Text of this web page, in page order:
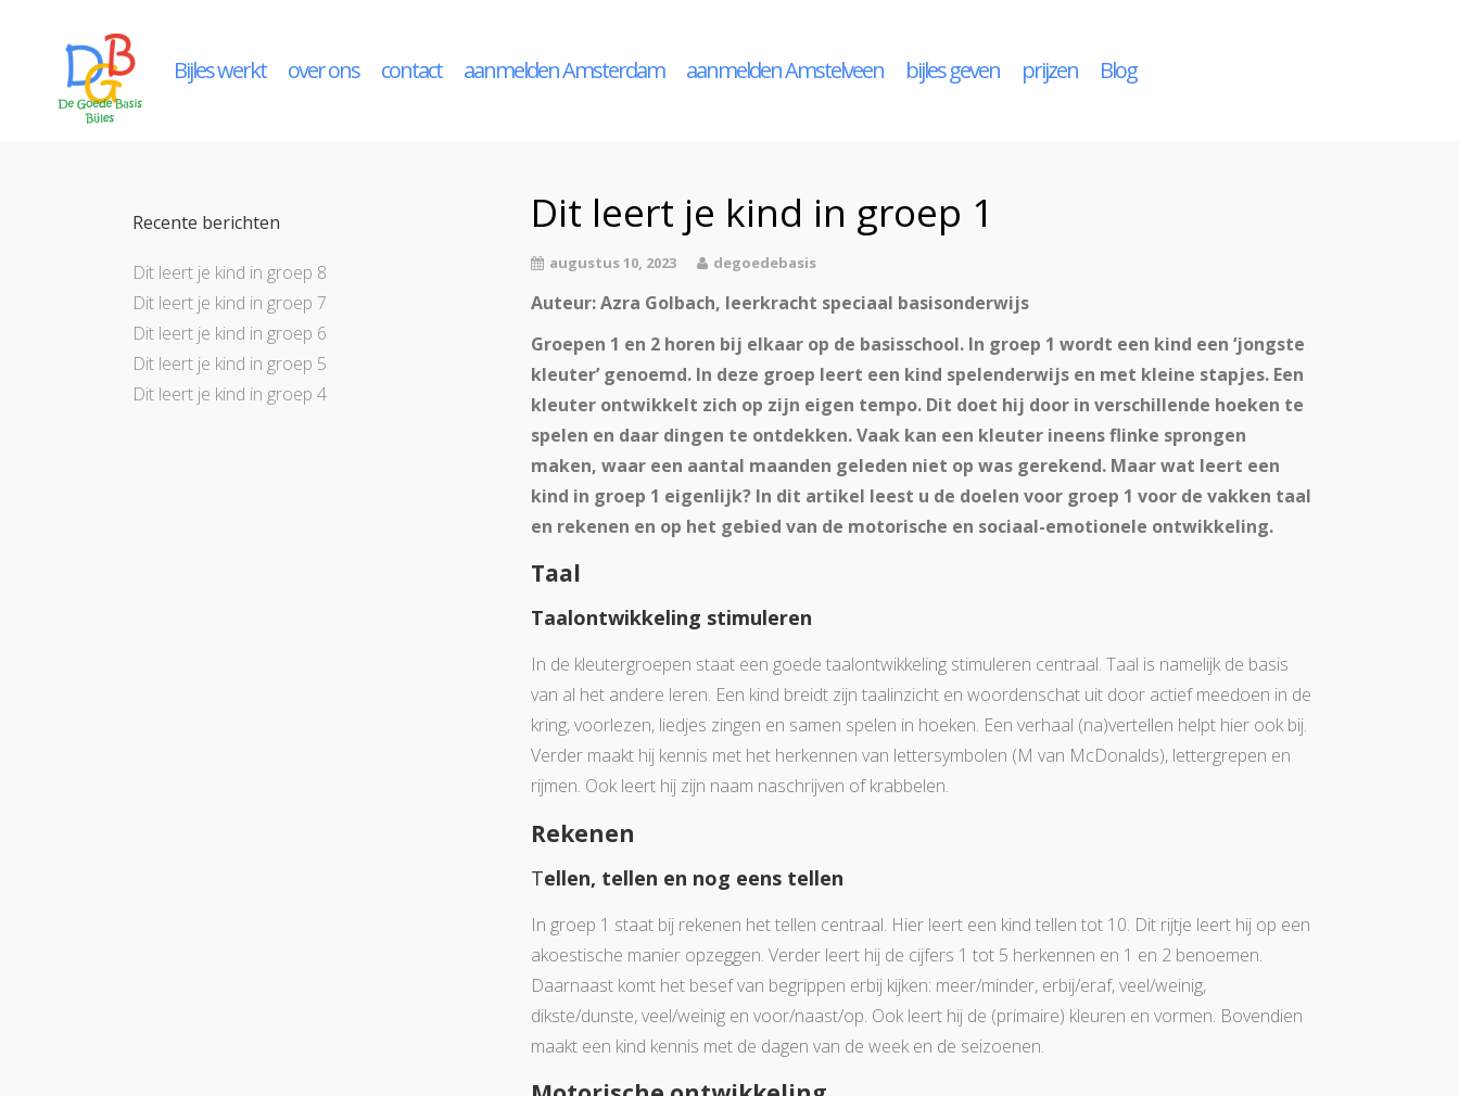
Bijles werkt over ons contact aanmelden Amsterdam aanmelden Amstelveen bijles geven prijzen Blog
Dit leert je kind in groep 1
augustus 10, 2023 degoedebasis
Auteur: Azra Golbach, leerkracht speciaal basisonderwijs
Groepen 1 en 2 horen bij elkaar op de basisschool. In groep 1 wordt een kind een ‘jongste
kleuter’ genoemd. In deze groep leert een kind spelenderwijs en met kleine stapjes. Een
kleuter ontwikkelt zich op zijn eigen tempo. Dit doet hij door in verschillende hoeken te
spelen en daar dingen te ontdekken. Vaak kan een kleuter ineens flinke sprongen
maken, waar een aantal maanden geleden niet op was gerekend. Maar wat leert een
kind in groep 1 eigenlijk? In dit artikel leest u de doelen voor groep 1 voor de vakken taal
en rekenen en op het gebied van de motorische en sociaal-emotionele ontwikkeling.
Taal
Taalontwikkeling stimuleren
In de kleutergroepen staat een goede taalontwikkeling stimuleren centraal. Taal is namelijk de basis
van al het andere leren. Een kind breidt zijn taalinzicht en woordenschat uit door actief meedoen in de
kring, voorlezen, liedjes zingen en samen spelen in hoeken. Een verhaal (na)vertellen helpt hier ook bij.
Verder maakt hij kennis met het herkennen van lettersymbolen (M van McDonalds), lettergrepen en
rijmen. Ook leert hij zijn naam naschrijven of krabbelen.
Rekenen
Tellen, tellen en nog eens tellen
In groep 1 staat bij rekenen het tellen centraal. Hier leert een kind tellen tot 10. Dit rijtje leert hij op een
akoestische manier opzeggen. Verder leert hij de cijfers 1 tot 5 herkennen en 1 en 2 benoemen.
Daarnaast komt het besef van begrippen erbij kijken: meer/minder, erbij/eraf, veel/weinig,
dikste/dunste, veel/weinig en voor/naast/op. Ook leert hij de (primaire) kleuren en vormen. Bovendien
maakt een kind kennis met de dagen van de week en de seizoenen.
Recente berichten
Dit leert je kind in groep 8
Dit leert je kind in groep 7
Dit leert je kind in groep 6
Dit leert je kind in groep 5
Dit leert je kind in groep 4